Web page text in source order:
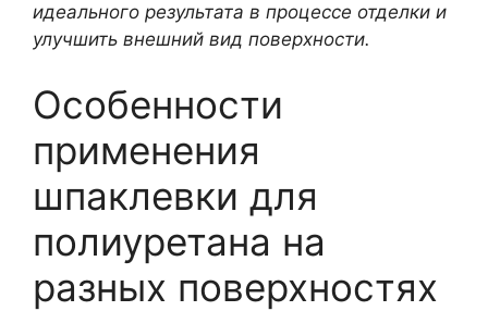
идеального результата в процессе отделки и
улучшить внешний вид поверхности.
Особенности
применения
шпаклевки для
полиуретана на
разных поверхностях